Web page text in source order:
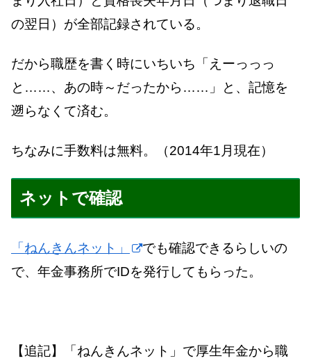
の翌日）が全部記録されている。
だから職歴を書く時にいちいち「えーっっっ
と……、あの時～だったから……」と、記憶を
遡らなくて済む。
ちなみに手数料は無料。（2014年1月現在）
ネットで確認
「ねんきんネット」
でも確認できるらしいの
で、年金事務所でIDを発行してもらった。
【追記】「ねんきんネット」で厚生年金から職